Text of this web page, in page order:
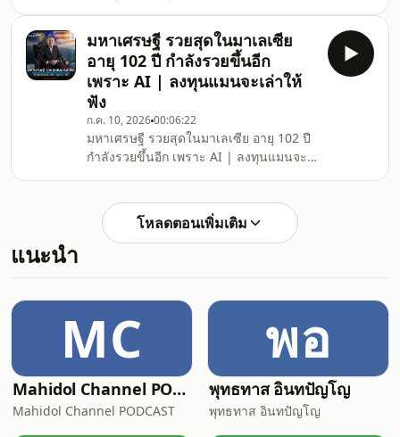
ลงทุนแมนจะเล่าให้ฟัง โลกการลงทุน กำลัง
เปลี่ยนกติกา สิ่งที่เคยใช้ได้ อาจใช้ไม่ได้
เหมือนเดิม สิ่งที่เคยปลอดภัย อาจไม่อีกต่อ
ไป และสิ่งที่เคยดูไกลตัว กำลังกลายเป็น
เรื่องสำคัญของพอร์ตลงทุน แก่นสำคัญ 10
ประเด็นจากงาน Amundi World
Investment Forum 2026 ภายใต้ธีมใหญ่
Age of Empires ? Power and Potent
มหาเศรษฐี รวยสุดในมาเลเซีย
อายุ 102 ปี กำลังรวยขึ้นอีก
เพราะ AI | ลงทุนแมนจะเล่าให้
ฟัง
ก.ค. 10, 202600:06:22
มหาเศรษฐี รวยสุดในมาเลเซีย อายุ 102 ปี
กำลังรวยขึ้นอีก เพราะ AI | ลงทุนแมนจะ
ขยายจักรวาลธุรกิจตัวเอง ไปลงทุนสิ่งที่
เกี่ยวกับ AI ทั้งที่ตัวเองเคยทำแต่ธุรกิจโลก
ชาย ทำให้ปัจจุบัน ชายชราคนนี้กำลังรวย
ขึ้นเป็นหมื
โหลดตอนเพิ่มเติม
แนะนำ
MC
Mahidol Channel PODCAST
Mahidol Channel PODCAST
พอ
พุทธทาส อินทปัญโญ
พุทธทาส อินทปัญโญ